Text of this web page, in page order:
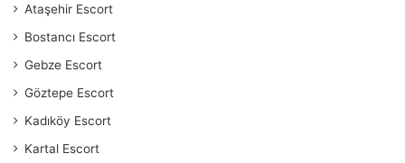
Ataşehir Escort
Bostancı Escort
Gebze Escort
Göztepe Escort
Kadıköy Escort
Kartal Escort